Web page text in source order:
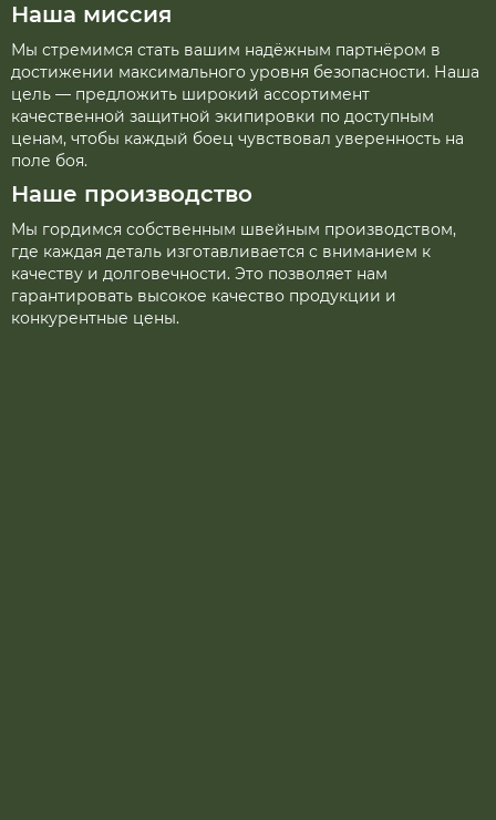
Наша миссия
Мы стремимся стать вашим надёжным партнёром в
достижении максимального уровня безопасности. Наша
цель — предложить широкий ассортимент
качественной защитной экипировки по доступным
ценам, чтобы каждый боец чувствовал уверенность на
поле боя.
Наше производство
Мы гордимся собственным швейным производством,
где каждая деталь изготавливается с вниманием к
качеству и долговечности. Это позволяет нам
гарантировать высокое качество продукции и
конкурентные цены.